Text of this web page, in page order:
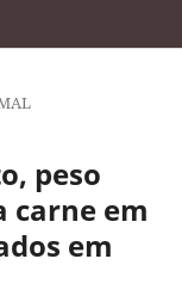
peso
carne em
em